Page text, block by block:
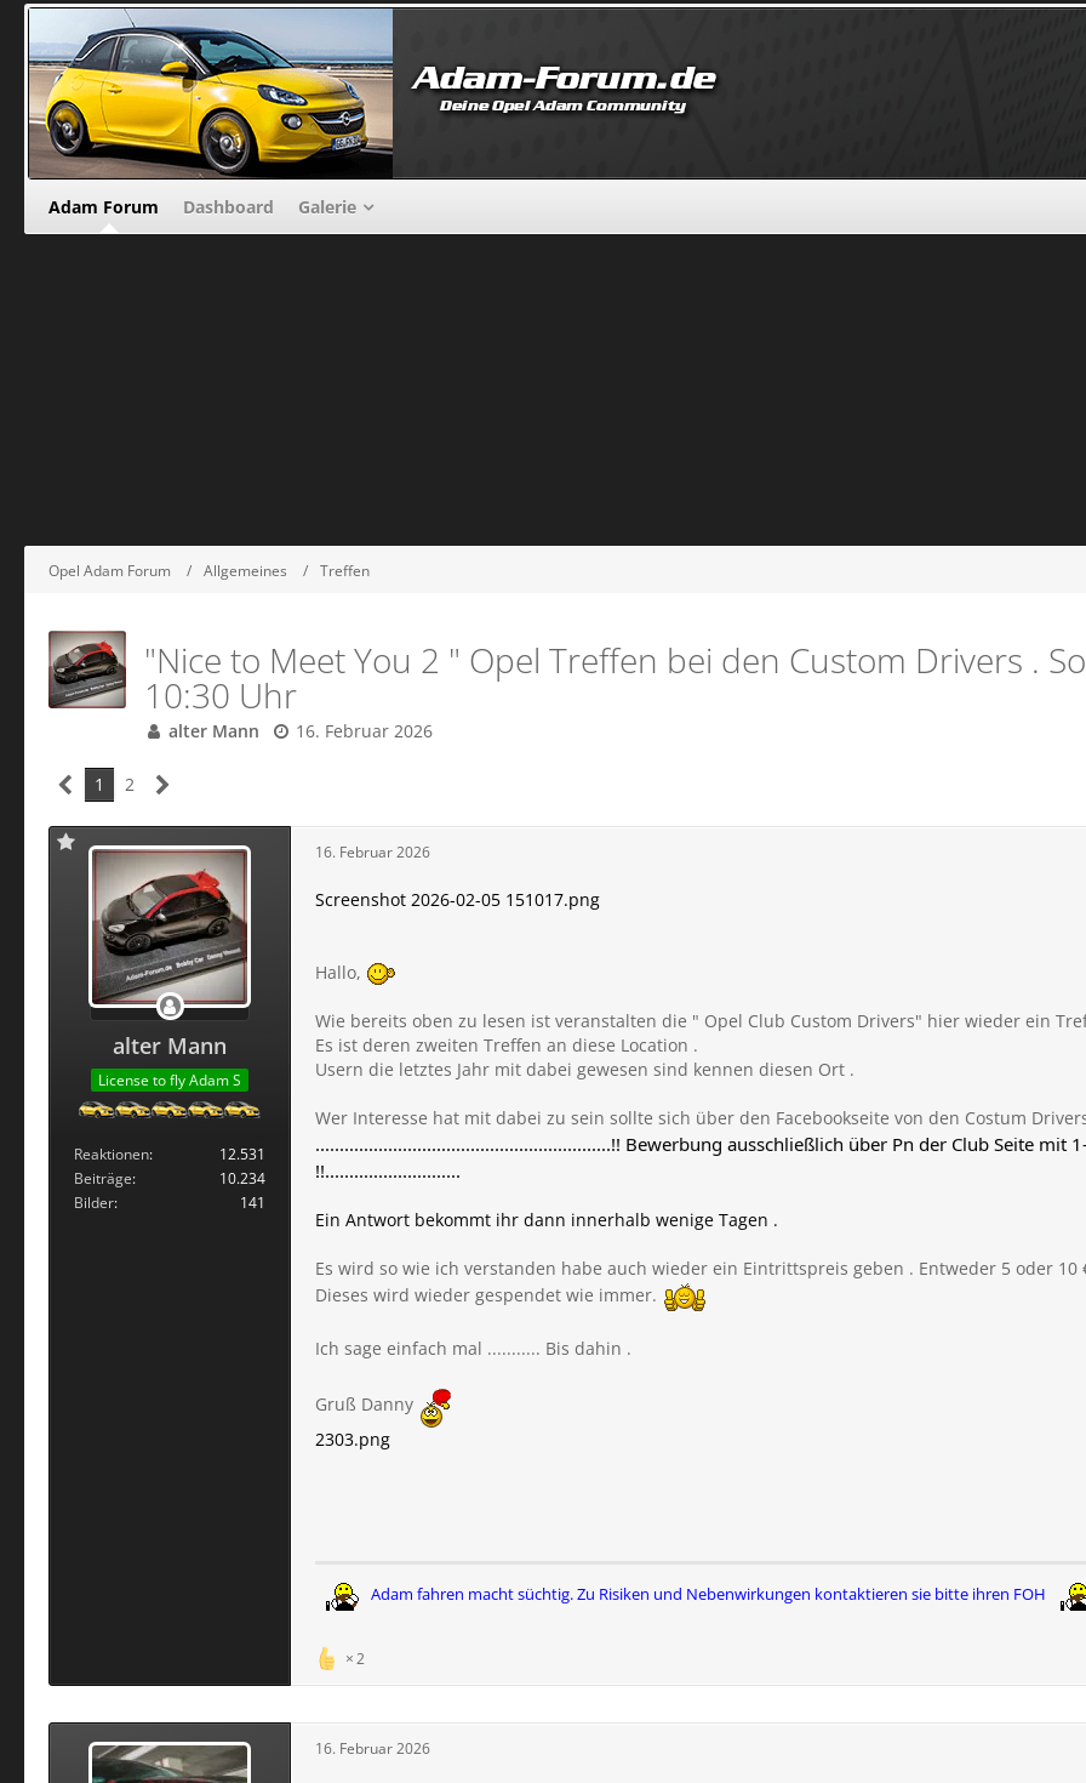
Adam Forum Dashboard Galerie
Opel Adam Forum Allgemeines Treffen
"Nice to Meet You 2 " Opel Treffen bei den Custom Drivers .
10:30 Uhr
alter Mann 16. Februar 2026
1 2
alter Mann
License to fly Adam S
Reaktionen
12.531
Beiträge
10.234
Bilder
141
16. Februar 2026
Screenshot 2026-02-05 151017.png
Hallo,
Wie bereits oben zu lesen ist veranstalten die " Opel Club Custom Drivers" hier wieder ein
Es ist deren zweiten Treffen an diese Location .
Usern die letztes Jahr mit dabei gewesen sind kennen diesen Ort .
Wer Interesse hat mit dabei zu sein sollte sich über den Facebookseite von den Costum
.............................................................!! Bewerbung ausschließlich über Pn der Club Seite mit
!!............................
Ein Antwort bekommt ihr dann innerhalb wenige Tagen .
Es wird so wie ich verstanden habe auch wieder ein Eintrittspreis geben . Entweder 5 oder 10
Dieses wird wieder gespendet wie immer.
Ich sage einfach mal ........... Bis dahin .
Gruß Danny
2303.png
Adam fahren macht süchtig. Zu Risiken und Nebenwirkungen kontaktieren sie bitte ihren FOH
2
16. Februar 2026